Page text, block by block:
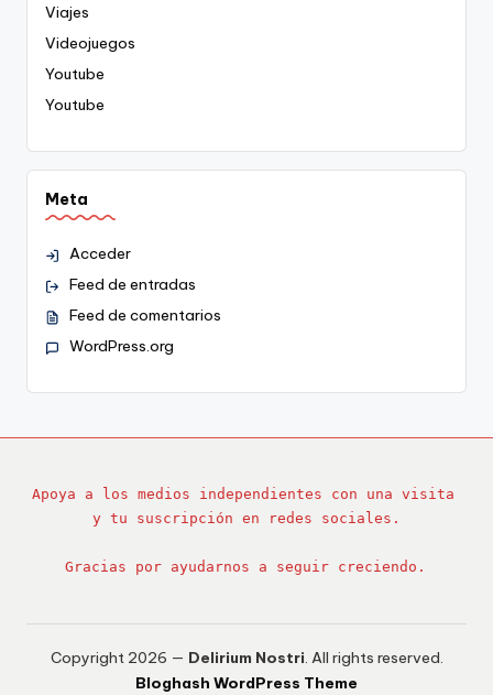
Viajes
Videojuegos
Youtube
Youtube
Meta
Acceder
Feed de entradas
Feed de comentarios
WordPress.org
Apoya a los medios independientes con una visita
y tu suscripción en redes sociales.
Gracias por ayudarnos a seguir creciendo.
Copyright 2026 — Delirium Nostri. All rights reserved.
Bloghash WordPress Theme